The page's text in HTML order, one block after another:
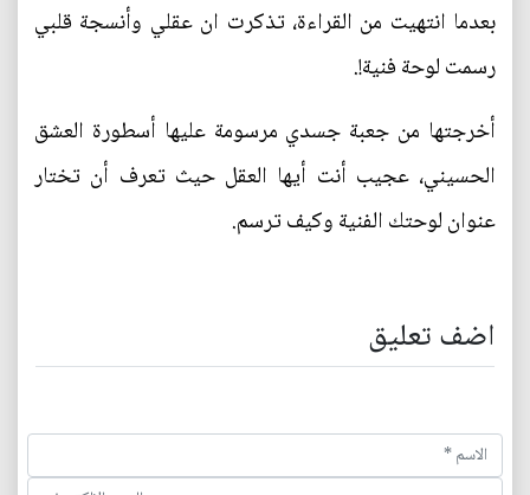
بعدما انتهيت من القراءة، تذكرت ان عقلي وأنسجة قلبي
رسمت لوحة فنية!.
أخرجتها من جعبة جسدي مرسومة عليها أسطورة العشق
الحسيني، عجيب أنت أيها العقل حيث تعرف أن تختار
عنوان لوحتك الفنية وكيف ترسم.
اضف تعليق